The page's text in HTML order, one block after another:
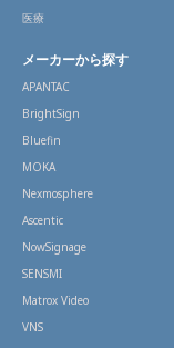
医療
メーカーから探す
APANTAC
BrightSign
Bluefin
MOKA
Nexmosphere
Ascentic
NowSignage
SENSMI
Matrox Video
VNS